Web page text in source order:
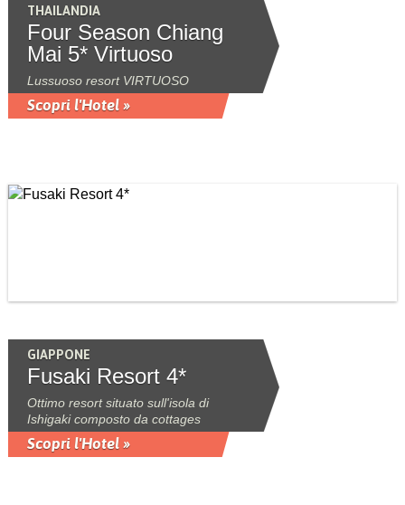
THAILANDIA
Four Season Chiang
Mai 5* Virtuoso
Lussuoso resort VIRTUOSO
Scopri l'Hotel »
GIAPPONE
Fusaki Resort 4*
Ottimo resort situato sull'isola di
Ishigaki composto da cottages
Scopri l'Hotel »